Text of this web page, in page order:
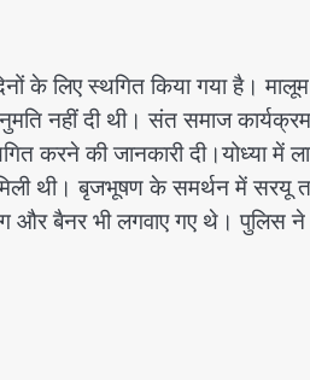
के लिए स्थगित किया गया है। मालूम
नहीं दी थी। संत समाज कार्यक्रम
करने की जानकारी दी।योध्या में
मिली थी। बृजभूषण के समर्थन में सरयू
और बैनर भी लगवाए गए थे। पुलिस ने